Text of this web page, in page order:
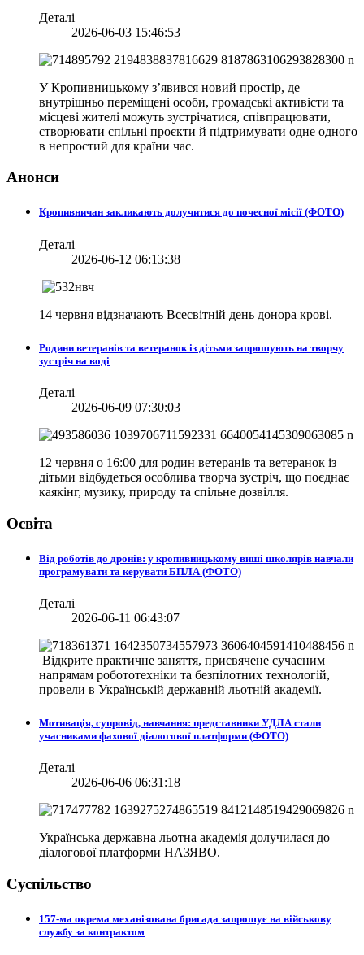
Деталі
2026-06-03 15:46:53
У Кропивницькому з’явився новий простір, де
внутрішньо переміщені особи, громадські активісти та
місцеві жителі можуть зустрічатися, співпрацювати,
створювати спільні проєкти й підтримувати одне одного
в непростий для країни час.
Анонси
Кропивничан закликають долучитися до почесної місії (ФОТО)
Деталі
2026-06-12 06:13:38
14 червня відзначають Всесвітній день донора крові.
Родини ветеранів та ветеранок із дітьми запрошують на творчу
зустріч на воді
Деталі
2026-06-09 07:30:03
12 червня о 16:00 для родин ветеранів та ветеранок із
дітьми відбудеться особлива творча зустріч, що поєднає
каякінг, музику, природу та спільне дозвілля.
Освіта
Від роботів до дронів: у кропивницькому виші школярів навчали
програмувати та керувати БПЛА (ФОТО)
Деталі
2026-06-11 06:43:07
Відкрите практичне заняття, присвячене сучасним
напрямам робототехніки та безпілотних технологій,
провели в Українській державній льотній академії.
Мотивація, супровід, навчання: представники УДЛА стали
учасниками фахової діалогової платформи (ФОТО)
Деталі
2026-06-06 06:31:18
Українська державна льотна академія долучилася до
діалогової платформи НАЗЯВО.
Суспільство
157-ма окрема механізована бригада запрошує на військову
службу за контрактом